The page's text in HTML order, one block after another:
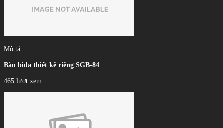
Mô tả
Bàn bida thiết kế riêng SGB-84
465 lượt xem